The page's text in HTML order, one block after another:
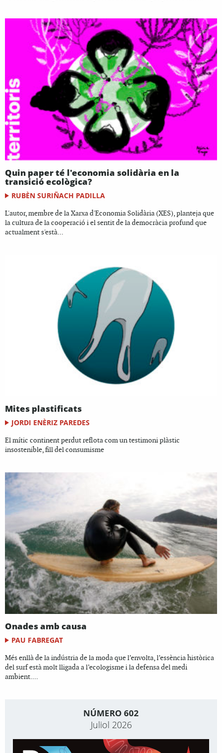
Quin paper té l'economia solidària en la
transició ecològica?
RUBÈN SURIÑACH PADILLA
L'autor, membre de la Xarxa d'Economia Solidària (XES), planteja que
la cultura de la cooperació i el sentit de la democràcia profund que
actualment s'està...
Mites plastificats
JORDI ENÈRIZ PAREDES
El mític continent perdut reflota com un testimoni plàstic
insostenible, fill del consumisme
Onades amb causa
PAU FABREGAT
Més enllà de la indústria de la moda que l’envolta, l’essència històrica
del surf està molt lligada a l’ecologisme i la defensa del medi
ambient....
NÚMERO 602
Juliol 2026